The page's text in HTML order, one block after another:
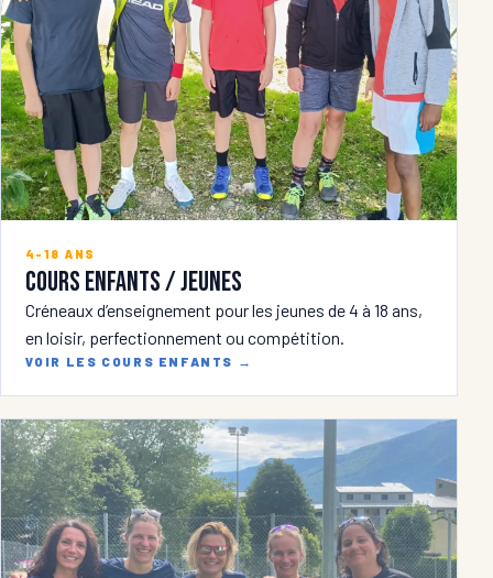
4-18 ANS
Cours enfants / jeunes
Créneaux d’enseignement pour les jeunes de 4 à 18 ans,
en loisir, perfectionnement ou compétition.
VOIR LES COURS ENFANTS →